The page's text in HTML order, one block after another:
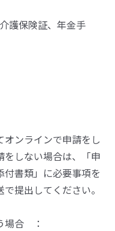
護保険証、年金手
オンラインで申請をし
をしない場合は、「申
書類」に必要事項を
提出してください。
場合 ：